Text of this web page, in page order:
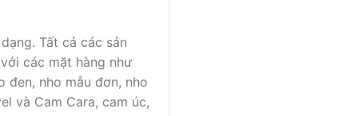
Tất cả các sản
các mặt hàng như
đen, nho mẫu đơn, nho
và Cam Cara, cam úc,